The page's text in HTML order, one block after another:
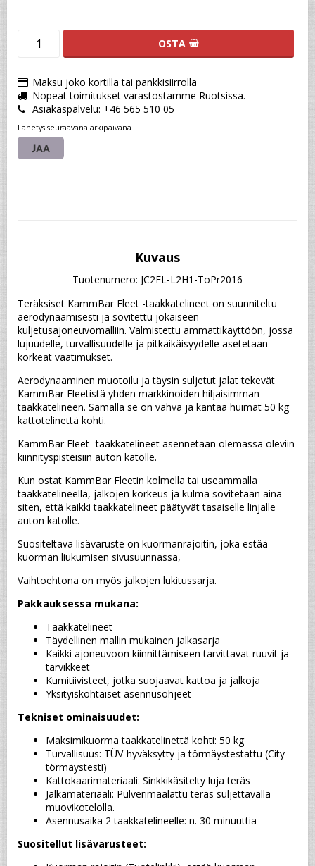
OSTA
Maksu joko kortilla tai pankkisiirrolla
Nopeat toimitukset varastostamme Ruotsissa.
Asiakaspalvelu: +46 565 510 05
Lähetys seuraavana arkipäivänä
JAA
Kuvaus
Tuotenumero: JC2FL-L2H1-ToPr2016
Teräksiset KammBar Fleet -taakkatelineet on suunniteltu
aerodynaamisesti ja sovitettu jokaiseen
kuljetusajoneuvomalliin. Valmistettu ammattikäyttöön, jossa
lujuudelle, turvallisuudelle ja pitkäikäisyydelle asetetaan
korkeat vaatimukset.
Aerodynaaminen muotoilu ja täysin suljetut jalat tekevät
KammBar Fleetistä yhden markkinoiden hiljaisimman
taakkatelineen. Samalla se on vahva ja kantaa huimat 50 kg
kattotelinettä kohti.
KammBar Fleet -taakkatelineet asennetaan olemassa oleviin
kiinnityspisteisiin auton katolle.
Kun ostat KammBar Fleetin kolmella tai useammalla
taakkatelineellä, jalkojen korkeus ja kulma sovitetaan aina
siten, että kaikki taakkatelineet päätyvät tasaiselle linjalle
auton katolle.
Suositeltava lisävaruste on kuormanrajoitin, joka estää
kuorman liukumisen sivusuunnassa,
Vaihtoehtona on myös jalkojen lukitussarja.
Pakkauksessa mukana:
Taakkatelineet
Täydellinen mallin mukainen jalkasarja
Kaikki ajoneuvoon kiinnittämiseen tarvittavat ruuvit ja
tarvikkeet
Kumitiivisteet, jotka suojaavat kattoa ja jalkoja
Yksityiskohtaiset asennusohjeet
Tekniset ominaisuudet:
Maksimikuorma taakkatelinettä kohti: 50 kg
Turvallisuus: TÜV-hyväksytty ja törmäystestattu (City
törmäystesti)
Kattokaarimateriaali: Sinkkikäsitelty luja teräs
Jalkamateriaali: Pulverimaalattu teräs suljettavalla
muovikotelolla.
Asennusaika 2 taakkatelineelle: n. 30 minuuttia
Suositellut lisävarusteet: